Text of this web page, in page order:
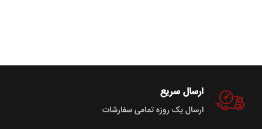
ارسال سریع
ارسال یک روزه تمامی سفارشات